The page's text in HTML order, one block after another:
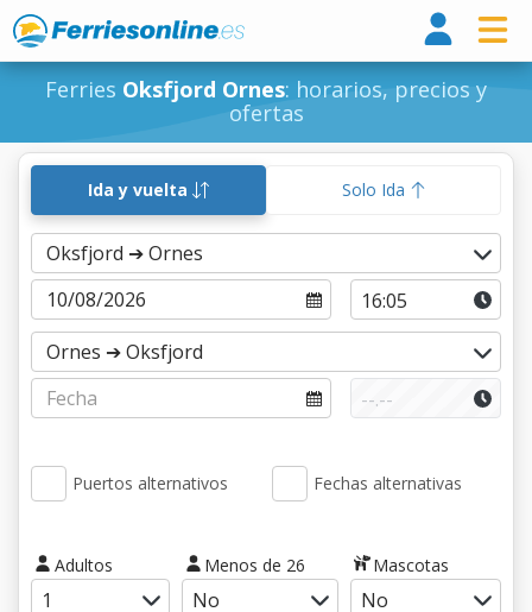
Ferries Oksfjord Ornes: horarios, precios y
ofertas
Ida y vuelta Solo Ida
Puertos alternativos Fechas alternativas
Adultos Menos de 26 Mascotas